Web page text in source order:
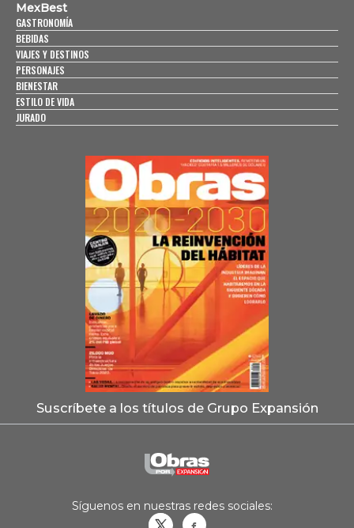
MexBest
GASTRONOMÍA
BEBIDAS
VIAJES Y DESTINOS
PERSONAJES
BIENESTAR
ESTILO DE VIDA
JURADO
Suscríbete a los títulos de Grupo Expansión
Síguenos en nuestras redes sociales: